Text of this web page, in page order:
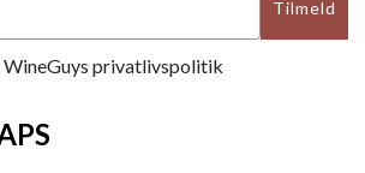
Tilmeld
WineGuys privatlivspolitik